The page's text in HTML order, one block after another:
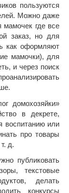
пользуются
Можно даже
мамочек где все
заказ, но для
как оформляют
мамочки), для
и через поиск
домохозяйки»
в декрете,
воспитанию или
про товары
д.
публиковать
текстовые
делать
конкурсы